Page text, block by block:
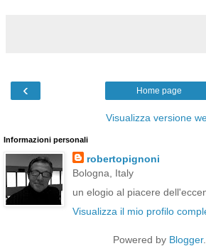
‹ Home page
Visualizza versione
Informazioni personali
robertopignoni
Bologna, Italy
un elogio al piacere
Visualizza il mio profilo
Powered by Blogger.